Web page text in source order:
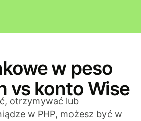
w peso
vs konto Wise
otrzymywać lub
w PHP, możesz być w